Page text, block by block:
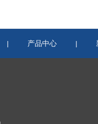
| 产品中心 |